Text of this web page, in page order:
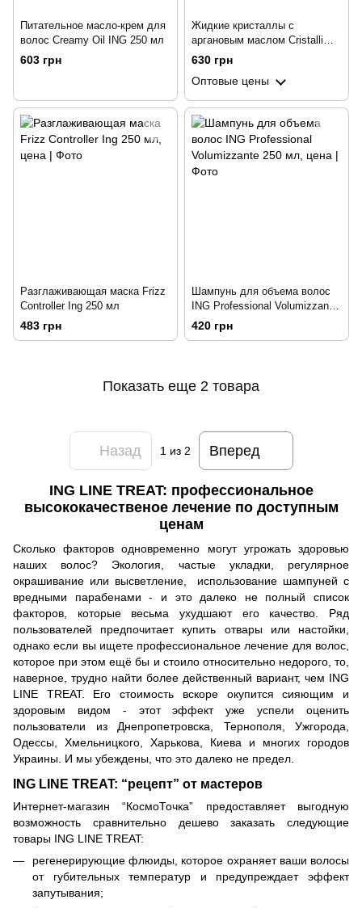
Питательное масло-крем для
волос Creamy Oil ING 250 мл
603 грн
Жидкие кристаллы с
аргановым маслом Cristalli
Liquidi ING 120 мл
630 грн
Оптовые цены
Разглаживающая маска Frizz
Controller Ing 250 мл
483 грн
Шампунь для объема волос
ING Professional Volumizzante
250 мл
420 грн
Показать еще 2 товара
Назад 1из 2 Вперед
ING LINE TREAT: профессиональное
высококачественое лечение по доступным
ценам
Сколько факторов одновременно могут угрожать здоровью
наших волос? Экология, частые укладки, регулярное
окрашивание или высветление, использование шампуней с
вредными парабенами - и это далеко не полный список
факторов, которые весьма ухудшают его качество. Ряд
пользователей предпочитает купить отвары или настойки,
однако если вы ищете профессиональное лечение для волос,
которое при этом ещё бы и стоило относительно недорого, то,
наверное, трудно найти более действенный вариант, чем ING
LINE TREAT. Его стоимость вскоре окупится сияющим и
здоровым видом - этот эффект уже успели оценить
пользователи из Днепропетровска, Тернополя, Ужгорода,
Одессы, Хмельницкого, Харькова, Киева и многих городов
Украины. И мы убеждены, что это далеко не предел.
ING LINE TREAT: “рецепт” от мастеров
Интернет-магазин “КосмоТочка” предоставляет выгодную
возможность сравнительно дешево заказать следующие
товары ING LINE TREAT:
регенерирующие флюиды, которое охраняет ваши волосы
от губительных температур и предупреждает эффект
запутывания;